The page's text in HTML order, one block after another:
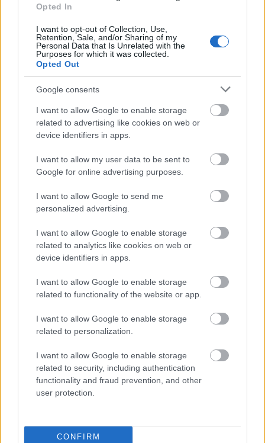
Opted In
I want to opt-out of Collection, Use,
Retention, Sale, and/or Sharing of my
Personal Data that Is Unrelated with the
Purposes for which it was collected.
Opted Out
Google consents
I want to allow Google to enable storage
related to advertising like cookies on web or
device identifiers in apps.
I want to allow my user data to be sent to
Google for online advertising purposes.
I want to allow Google to send me
personalized advertising.
I want to allow Google to enable storage
related to analytics like cookies on web or
device identifiers in apps.
I want to allow Google to enable storage
related to functionality of the website or app.
I want to allow Google to enable storage
related to personalization.
I want to allow Google to enable storage
related to security, including authentication
functionality and fraud prevention, and other
user protection.
CONFIRM
Május 4-én este Böröcz Zsófia győzelmével ért véget
ismert emberek és nem is gyerekek mérték össze
főzőtudásukat. Fotó: RTL Klub A műsor azonban az
évadfinálé után még nem vonul pihenőre, ugyanis
egy extra hét keretében a korábbi etapok kiesett…
Két rész után ismét eltünteti a Cobra
11-et az RTL Klub
Jasinka Ádám• 2018. május 03.
A Cobra 11 egykoron az RTL Klub legnézettebb
külföldi sorozata volt, mely hétről hétre több mint
egymillió nézőt ültetett a képernyők elé, azonban ma
már nem hogy a hazai gyártású heti szériákkal, de a
többi import tartalommal sem tudja felvenni a